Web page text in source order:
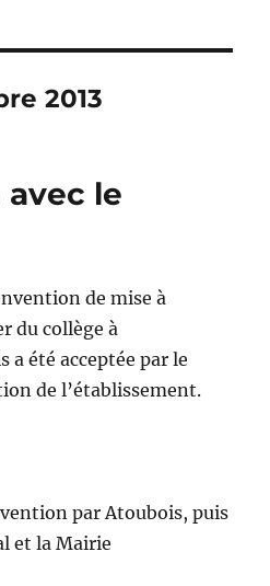
2013
le
de mise à
du collège à
a été acceptée par le
de l’établissement.
par Atoubois, puis
et la Mairie